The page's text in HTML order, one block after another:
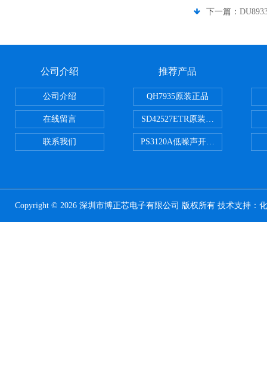
下一篇：
公司介绍
公司介绍
在线留言
联系我们
推荐产品
QH7935原装正品
SD42527ETR原装正品
PS3120A低噪声开关电容器原装正
Copyright © 2026 深圳市博正芯电子有限公司 版权所有 技术支持：